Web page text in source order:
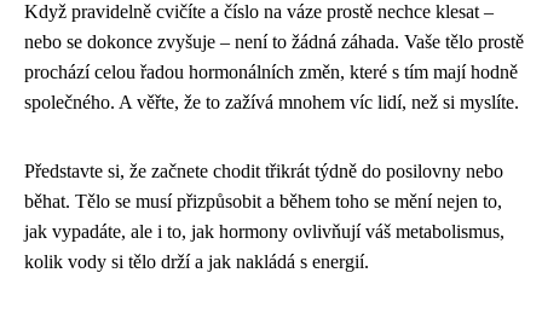
Když pravidelně cvičíte a číslo na váze prostě nechce klesat –
nebo se dokonce zvyšuje – není to žádná záhada. Vaše tělo prostě
prochází celou řadou hormonálních změn, které s tím mají hodně
společného. A věřte, že to zažívá mnohem víc lidí, než si myslíte.
Představte si, že začnete chodit třikrát týdně do posilovny nebo
běhat. Tělo se musí přizpůsobit a během toho se mění nejen to,
jak vypadáte, ale i to, jak hormony ovlivňují váš metabolismus,
kolik vody si tělo drží a jak nakládá s energií.